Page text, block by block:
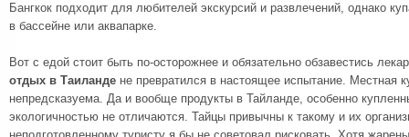
Бангкок подходит для любителей экскурсий и развлечений, однако
в бассейне или аквапарке.
Вот с едой стоит быть по-осторожнее и обязательно обзавестись
отдых в Таиланде не превратился в настоящее испытание. Местная
непредсказуема. Да и вообще продукты в Тайланде, особенно
экологичностью не отличаются. Тайцы привычны к такому и их